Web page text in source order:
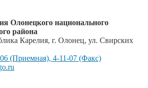
Олонецкого национального
района
Карелия, г. Олонец, ул. Свирских
(Приемная), 4-11-07 (Факс)